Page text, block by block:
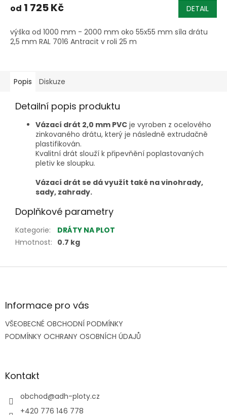
od 1 725 Kč DETAIL
výška od 1000 mm - 2000 mm oko 55x55 mm síla drátu
2,5 mm RAL 7016 Antracit v roli 25 m
Popis Diskuze
Detailní popis produktu
Vázací drát 2,0 mm PVC je vyroben z ocelového
zinkovaného drátu, který je následně extrudačně
plastifikován.
Kvalitní drát slouží k připevňění poplastovaných
pletiv ke sloupku.
Vázací drát se dá využít také na vinohrady,
sady, zahrady.
Doplňkové parametry
Kategorie:
DRÁTY NA PLOT
Hmotnost: 0.7 kg
Z
aInformace pro vás
VŠEOBECNÉ OBCHODNÍ PODMÍNKY
PODMÍNKY OCHRANY OSOBNÍCH ÚDAJŮ
Kontakt
obchod@adh-ploty.cz
+420 776 146 778